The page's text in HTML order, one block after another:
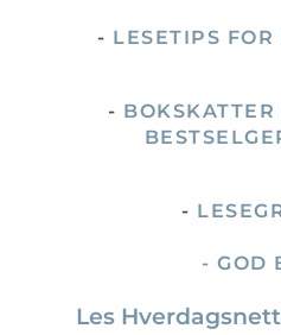
- LESETIPS
-
-
- GOD
Les